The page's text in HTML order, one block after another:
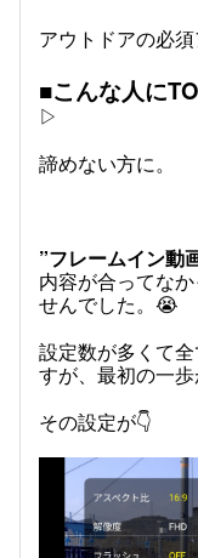
アウトドアの必
■こんな人に
▷
諦めない方に。
”フレームイン動
内容が合ってな
せんでした。😭
設定数が多くて
すが、最初の一
その設定が👇